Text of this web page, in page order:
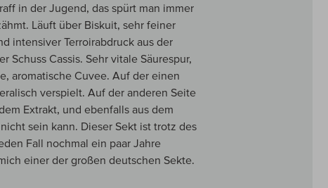
in der Jugend, das spürt man immer
Läuft über Biskuit, sehr feiner
intensiver Terroirabdruck aus der
Cassis. Sehr vitale Säurespur,
aromatische Cuvee. Auf der einen
verspielt. Auf der anderen Seite
Extrakt, und ebenfalls aus dem
sein kann. Dieser Sekt ist trotz des
Fall nochmal ein paar Jahre
einer der großen deutschen Sekte.